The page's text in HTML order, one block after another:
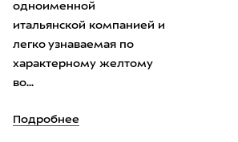
одноименной
итальянской компанией и
легко узнаваемая по
характерному желтому
во...
Подробнее